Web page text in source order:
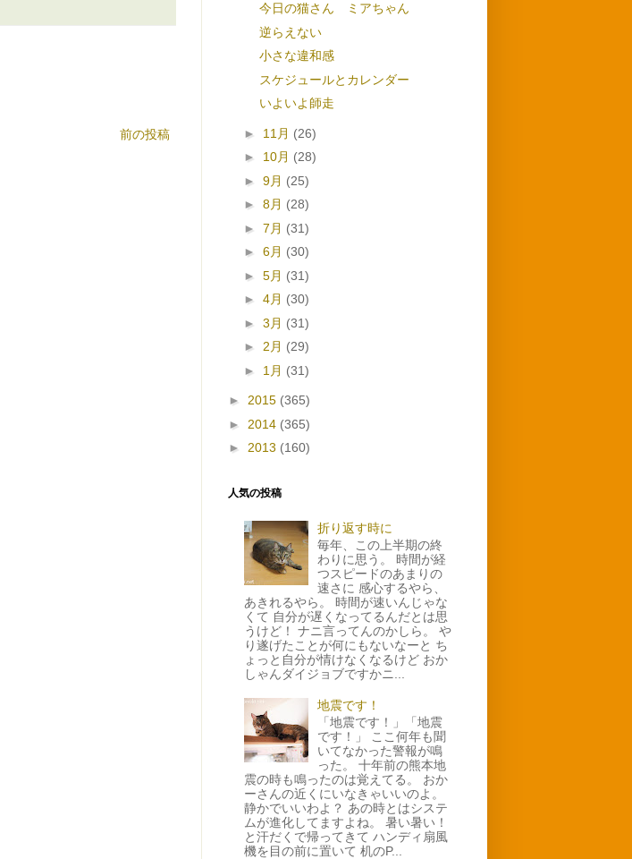
前の投稿
今日の猫さん ミアちゃん
逆らえない
小さな違和感
スケジュールとカレンダー
いよいよ師走
► 11月 (26)
► 10月 (28)
► 9月 (25)
► 8月 (28)
► 7月 (31)
► 6月 (30)
► 5月 (31)
► 4月 (30)
► 3月 (31)
► 2月 (29)
► 1月 (31)
► 2015 (365)
► 2014 (365)
► 2013 (160)
人気の投稿
折り返す時に
毎年、この上半期の終
わりに思う。 時間が経
つスピードのあまりの
速さに 感心するやら、
あきれるやら。 時間が速いんじゃな
くて 自分が遅くなってるんだとは思
うけど！ ナニ言ってんのかしら。 や
り遂げたことが何にもないなーと ち
ょっと自分が情けなくなるけど おか
しゃんダイジョブですかニ...
地震です！
「地震です！」「地震
です！」 ここ何年も聞
いてなかった警報が鳴
った。 十年前の熊本地
震の時も鳴ったのは覚えてる。 おか
ーさんの近くにいなきゃいいのよ。
静かでいいわよ？ あの時とはシステ
ムが進化してますよね。 暑い暑い！
と汗だくで帰ってきて ハンディ扇風
機を目の前に置いて 机のP...